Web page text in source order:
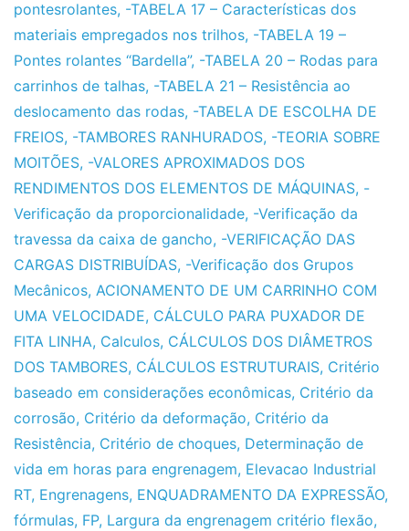
pontesrolantes, -TABELA 17 – Características dos
materiais empregados nos trilhos, -TABELA 19 –
Pontes rolantes “Bardella”, -TABELA 20 – Rodas para
carrinhos de talhas, -TABELA 21 – Resistência ao
deslocamento das rodas, -TABELA DE ESCOLHA DE
FREIOS, -TAMBORES RANHURADOS, -TEORIA SOBRE
MOITÕES, -VALORES APROXIMADOS DOS
RENDIMENTOS DOS ELEMENTOS DE MÁQUINAS, -
Verificação da proporcionalidade, -Verificação da
travessa da caixa de gancho, -VERIFICAÇÃO DAS
CARGAS DISTRIBUÍDAS, -Verificação dos Grupos
Mecânicos, ACIONAMENTO DE UM CARRINHO COM
UMA VELOCIDADE, CÁLCULO PARA PUXADOR DE
FITA LINHA, Calculos, CÁLCULOS DOS DIÂMETROS
DOS TAMBORES, CÁLCULOS ESTRUTURAIS, Critério
baseado em considerações econômicas, Critério da
corrosão, Critério da deformação, Critério da
Resistência, Critério de choques, Determinação de
vida em horas para engrenagem, Elevacao Industrial
RT, Engrenagens, ENQUADRAMENTO DA EXPRESSÃO,
fórmulas, FP, Largura da engrenagem critério flexão,